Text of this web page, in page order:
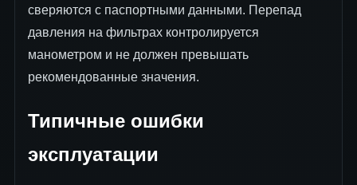
сверяются с паспортными данными. Перепад
давления на фильтрах контролируется
манометром и не должен превышать
рекомендованные значения.
Типичные ошибки
эксплуатации